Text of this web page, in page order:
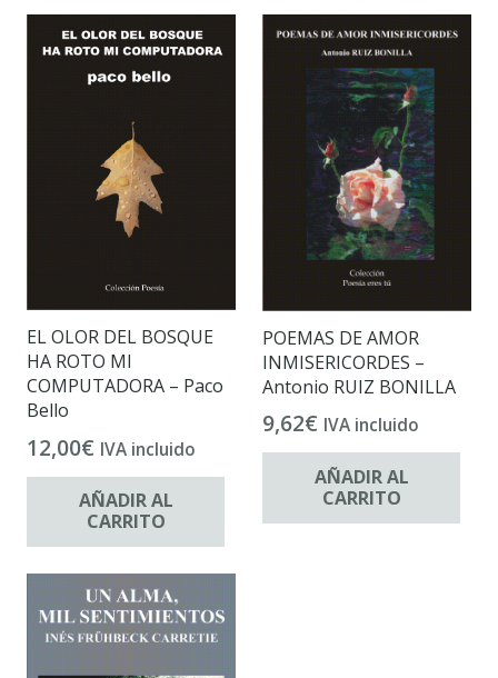
EL OLOR DEL BOSQUE
HA ROTO MI
COMPUTADORA – Paco
Bello
12,00€ IVA incluido
AÑADIR AL
CARRITO
POEMAS DE AMOR
INMISERICORDES –
Antonio RUIZ BONILLA
9,62€ IVA incluido
AÑADIR AL
CARRITO